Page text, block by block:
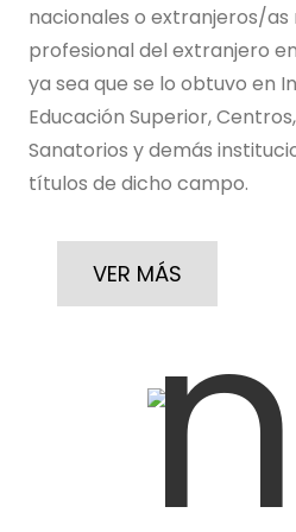
nacionales o extranjeros/
profesional del extranjero
ya sea que se lo obtuvo en
Educación Superior,
Sanatorios y demás
títulos de dicho campo.
VER MÁS